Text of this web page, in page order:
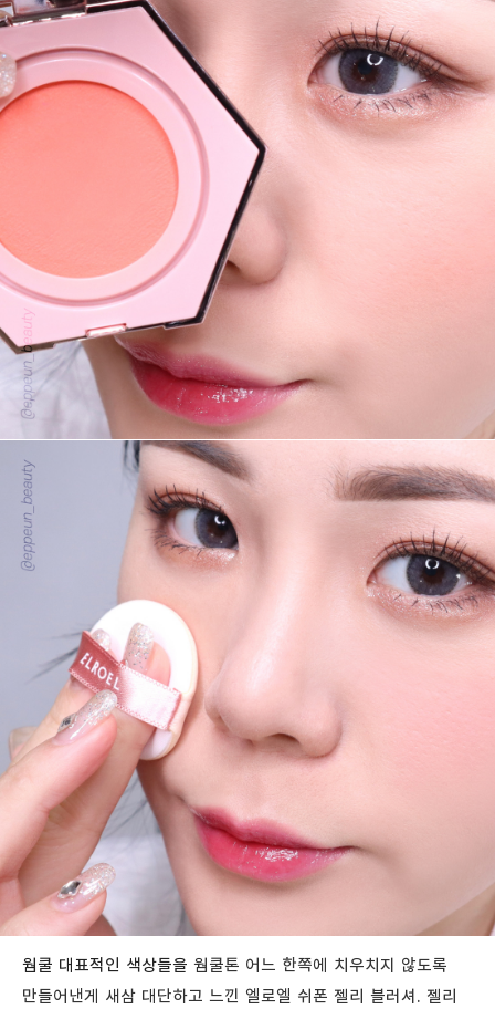
웜쿨 대표적인 색상들을 웜쿨톤 어느 한쪽에 치우치지 않도록
만들어낸게 새삼 대단하고 느낀 엘로엘 쉬폰 젤리 블러셔. 젤리